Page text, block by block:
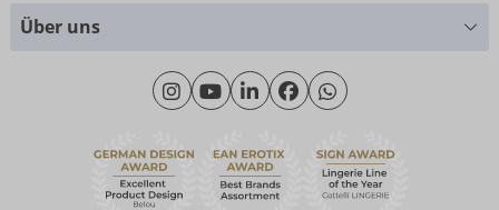
Montag - Donnerstag: 09:00 - 16:00 Uhr
Freitag: 09:00 - 15:00 Uhr
Kontakt
Häufige Fragen
Über uns
Wir über uns
Nachhaltigkeit
eroFame